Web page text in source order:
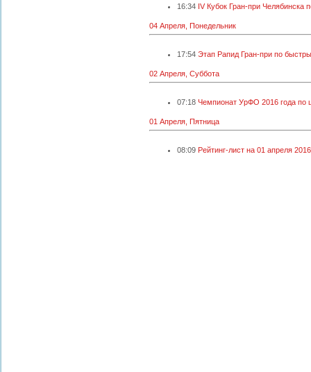
16:34 IV Кубок Гран-при
04 Апреля, Понедельник
17:54 Этап Рапид Гран-при по
02 Апреля, Суббота
07:18 Чемпионат УрФО 2016 года по
01 Апреля, Пятница
08:09 Рейтинг-лист на 01 апреля